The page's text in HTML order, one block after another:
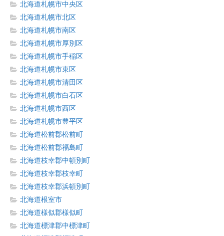
北海道札幌市中央区
北海道札幌市北区
北海道札幌市南区
北海道札幌市厚別区
北海道札幌市手稲区
北海道札幌市東区
北海道札幌市清田区
北海道札幌市白石区
北海道札幌市西区
北海道札幌市豊平区
北海道松前郡松前町
北海道松前郡福島町
北海道枝幸郡中頓別町
北海道枝幸郡枝幸町
北海道枝幸郡浜頓別町
北海道根室市
北海道様似郡様似町
北海道標津郡中標津町